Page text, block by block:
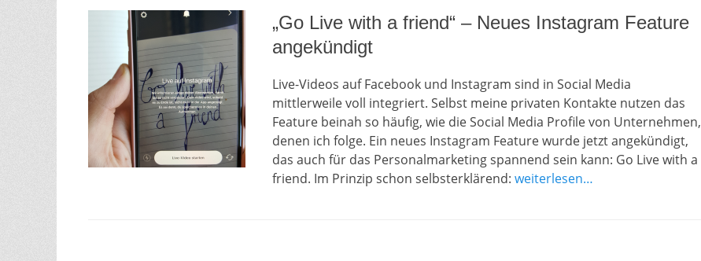
„Go Live with a friend“ – Neues Instagram Feature
angekündigt
Live-Videos auf Facebook und Instagram sind in Social Media
mittlerweile voll integriert. Selbst meine privaten Kontakte nutzen das
Feature beinah so häufig, wie die Social Media Profile von Unternehmen,
denen ich folge. Ein neues Instagram Feature wurde jetzt angekündigt,
das auch für das Personalmarketing spannend sein kann: Go Live with a
friend. Im Prinzip schon selbsterklärend: weiterlesen…